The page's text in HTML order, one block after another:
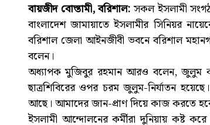
বায়জীদ বোস্তামী, বরিশাল:সকল ইসলামী
বাংলাদেশ জামায়াতে ইসলামীর সিনিয়র
বরিশাল জেলা আইনজীবী ভবনে বরিশাল
বলেন।
অধ্যাপক মুজিবুর রহমান আরও বলেন, জুলুম
ছাত্রশিবিরের ওপর চরম জুলুম-নির্যাতন
আছে। আমাদের জান-প্রাণ দিয়ে কাজ করতে
ইসলামী আন্দোলনের কর্মীরা দুনিয়ায় কষ্ট